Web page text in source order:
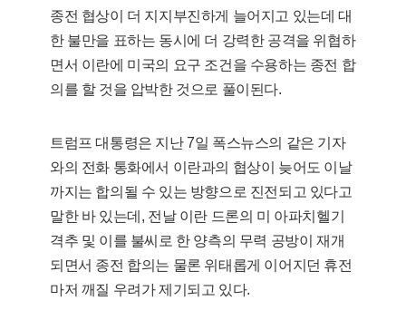
종전 협상이 더 지지부진하게 늘어지고 있는데 대
한 불만을 표하는 동시에 더 강력한 공격을 위협하
면서 이란에 미국의 요구 조건을 수용하는 종전 합
의를 할 것을 압박한 것으로 풀이된다.
트럼프 대통령은 지난 7일 폭스뉴스의 같은 기자
와의 전화 통화에서 이란과의 협상이 늦어도 이날
까지는 합의될 수 있는 방향으로 진전되고 있다고
말한 바 있는데, 전날 이란 드론의 미 아파치헬기
격추 및 이를 불씨로 한 양측의 무력 공방이 재개
되면서 종전 합의는 물론 위태롭게 이어지던 휴전
마저 깨질 우려가 제기되고 있다.